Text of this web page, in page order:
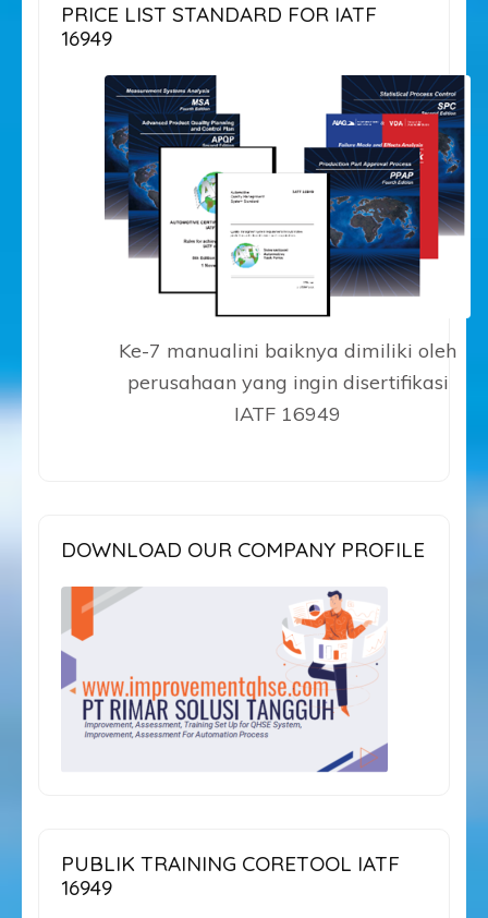
PRICE LIST STANDARD FOR IATF
16949
Ke-7 manualini baiknya dimiliki oleh
perusahaan yang ingin disertifikasi
IATF 16949
DOWNLOAD OUR COMPANY PROFILE
PUBLIK TRAINING CORETOOL IATF
16949